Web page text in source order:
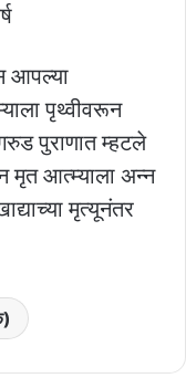
आपल्या
पृथ्वीवरून
पुराणात म्हटले
मृत आत्म्याला अन्न
मृत्यूनंतर